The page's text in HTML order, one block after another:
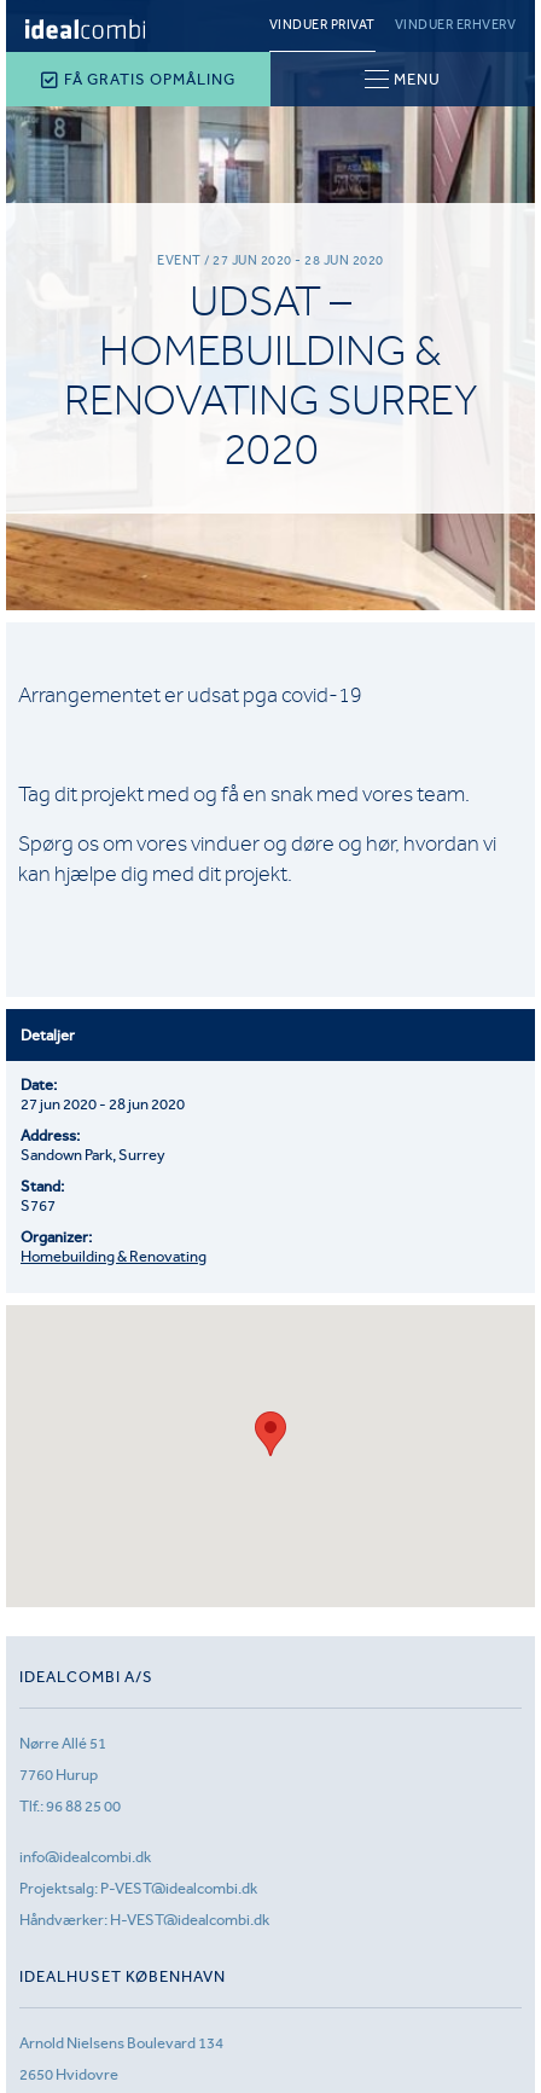
VINDUER PRIVAT VINDUER ERHVERV
FÅ GRATIS OPMÅLING MENU
EVENT / 27 JUN 2020 - 28 JUN 2020
UDSAT –
HOMEBUILDING &
RENOVATING SURREY
2020
Arrangementet er udsat pga covid-19
Tag dit projekt med og få en snak med vores team.
Spørg os om vores vinduer og døre og hør, hvordan vi
kan hjælpe dig med dit projekt.
Detaljer
Date:
27 jun 2020 - 28 jun 2020
Address:
Sandown Park, Surrey
Stand:
S767
Organizer:
Homebuilding & Renovating
IDEALCOMBI A/S
Nørre Allé 51
7760 Hurup
Tlf.:96 88 25 00
info@idealcombi.dk
Projektsalg: P-VEST@idealcombi.dk
Håndværker: H-VEST@idealcombi.dk
IDEALHUSET KØBENHAVN
Arnold Nielsens Boulevard 134
2650 Hvidovre